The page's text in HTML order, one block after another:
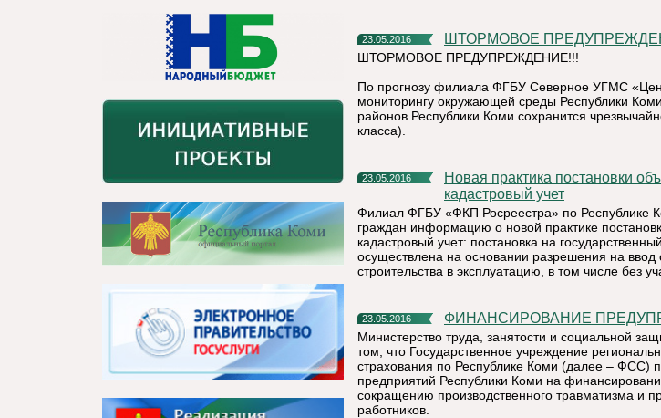
23.05.2016 ШТОРМОВОЕ
ШТОРМОВОЕ ПРЕДУПРЕЖДЕНИЕ!!!
По прогнозу филиала ФГБУ Северное УГМС
мониторингу окружающей среды Республики
районов Республики Коми сохранится
класса).
23.05.2016
Новая практика постановки объектов недвижимости на
кадастровый учет
Филиал ФГБУ «ФКП Росреестра» по Республике
граждан информацию о новой практике
кадастровый учет: постановка на
осуществлена на основании разрешения на ввод
строительства в эксплуатацию, в том числе без
23.05.2016 ФИНАНСИРОВАНИЕ
Министерство труда, занятости и социальной
том, что Государственное учреждение
страхования по Республике Коми (далее – ФСС)
предприятий Республики Коми на
сокращению производственного травматизма и
работников.